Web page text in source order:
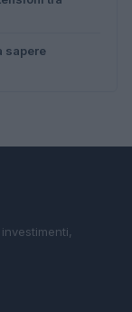
sapere